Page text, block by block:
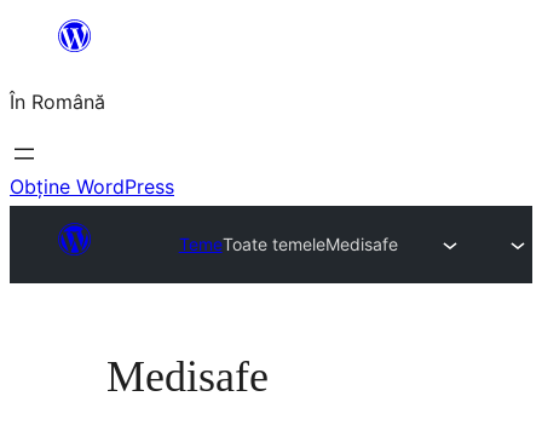
conținut
În Română
Obține WordPress
TemeToate temeleMedisafe
Medisafe